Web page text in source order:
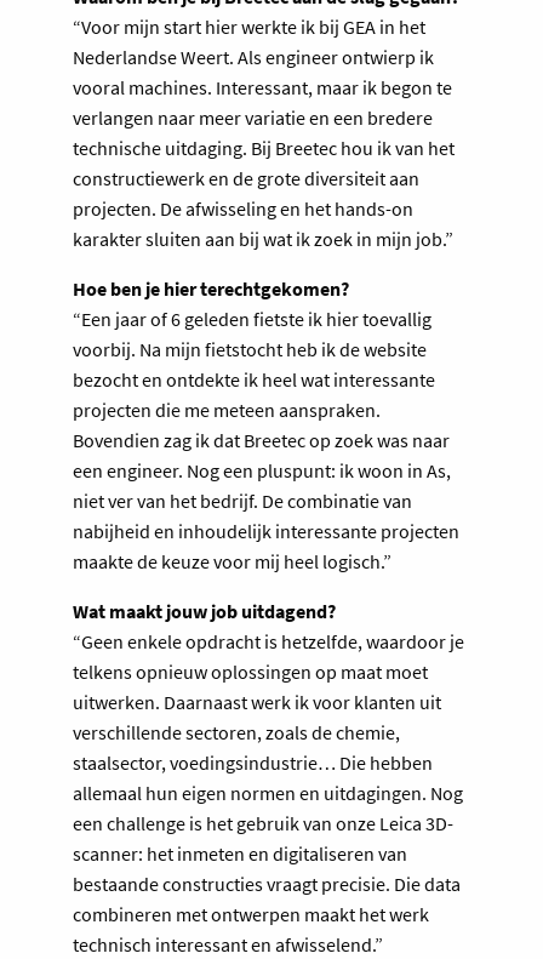
“Voor mijn start hier werkte ik bij GEA in het
Nederlandse Weert. Als engineer ontwierp ik
vooral machines. Interessant, maar ik begon te
verlangen naar meer variatie en een bredere
technische uitdaging. Bij Breetec hou ik van het
constructiewerk en de grote diversiteit aan
projecten. De afwisseling en het hands-on
karakter sluiten aan bij wat ik zoek in mijn job.”
Hoe ben je hier terechtgekomen?
“Een jaar of 6 geleden fietste ik hier toevallig
voorbij. Na mijn fietstocht heb ik de website
bezocht en ontdekte ik heel wat interessante
projecten die me meteen aanspraken.
Bovendien zag ik dat Breetec op zoek was naar
een engineer. Nog een pluspunt: ik woon in As,
niet ver van het bedrijf. De combinatie van
nabijheid en inhoudelijk interessante projecten
maakte de keuze voor mij heel logisch.”
Wat maakt jouw job uitdagend?
“Geen enkele opdracht is hetzelfde, waardoor je
telkens opnieuw oplossingen op maat moet
uitwerken. Daarnaast werk ik voor klanten uit
verschillende sectoren, zoals de chemie,
staalsector, voedingsindustrie… Die hebben
allemaal hun eigen normen en uitdagingen. Nog
een challenge is het gebruik van onze Leica 3D-
scanner: het inmeten en digitaliseren van
bestaande constructies vraagt precisie. Die data
combineren met ontwerpen maakt het werk
technisch interessant en afwisselend.”